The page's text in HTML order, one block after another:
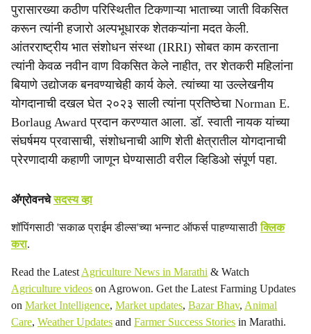
i
a
l
s
h
a
पुरासारख्या कठीण परिस्थितीत टिकणाऱ्या भाताच्या जाती विकसित
करून त्यांनी हजारो अल्पभूधारक शेतकऱ्यांना मदत केली.
आंतरराष्ट्रीय भात संशोधन संस्था (IRRI) सोबत काम करताना
त्यांनी केवळ नवीन वाण विकसित केले नाहीत, तर शेतकरी महिलांना
बियाणे उद्योजक बनवण्याचेही कार्य केले. त्यांच्या या उल्लेखनीय
योगदानाची दखल घेत २०२३ साली त्यांना प्रतिष्ठेचा Norman E.
Borlaug Award प्रदान करण्यात आला. डॉ. स्वाती नायक यांच्या
संघर्षमय प्रवासाची, संशोधनाची आणि शेती क्षेत्रातील योगदानाची
प्रेरणादायी कहाणी जाणून घेण्यासाठी वरील व्हिडिओ संपूर्ण पहा.
ॲग्रोवनचेसदस्य व्हा
शॉपिंगसाठी 'सकाळ प्राईम डील्स'च्या भन्नाट ऑफर्स पाहण्यासाठीक्लिक
करा.
Read the Latest Agriculture News in Marathi & Watch
Agriculture videos on Agrowon. Get the Latest Farming Updates
on Market Intelligence, Market updates, Bazar Bhav, Animal
Care, Weather Updates and Farmer Success Stories in Marathi.